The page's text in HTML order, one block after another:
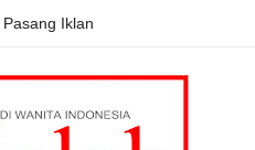
Pasang Iklan